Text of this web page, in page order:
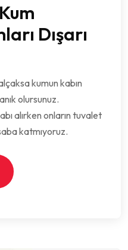
Dışarı
kumun kabın
olursunuz.
alırken onların tuvalet
katmıyoruz.